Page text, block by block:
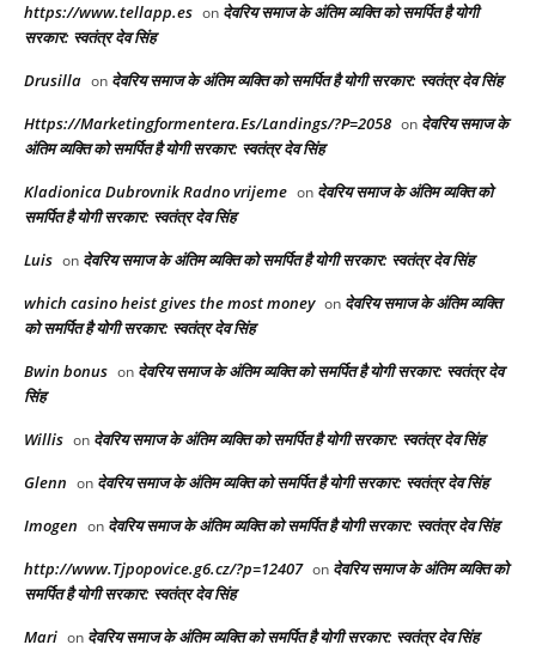
https://www.tellapp.es on देवरिय समाज के अंतिम व्यक्ति को समर्पित है योगी
सरकार: स्वतंत्र देव सिंह
Drusilla on देवरिय समाज के अंतिम व्यक्ति को समर्पित है योगी सरकार: स्वतंत्र देव सिंह
Https://Marketingformentera.Es/Landings/?P=2058 on देवरिय समाज के
अंतिम व्यक्ति को समर्पित है योगी सरकार: स्वतंत्र देव सिंह
Kladionica Dubrovnik Radno vrijeme on देवरिय समाज के अंतिम व्यक्ति को
समर्पित है योगी सरकार: स्वतंत्र देव सिंह
Luis on देवरिय समाज के अंतिम व्यक्ति को समर्पित है योगी सरकार: स्वतंत्र देव सिंह
which casino heist gives the most money on देवरिय समाज के अंतिम व्यक्ति
को समर्पित है योगी सरकार: स्वतंत्र देव सिंह
Bwin bonus on देवरिय समाज के अंतिम व्यक्ति को समर्पित है योगी सरकार: स्वतंत्र देव
सिंह
Willis on देवरिय समाज के अंतिम व्यक्ति को समर्पित है योगी सरकार: स्वतंत्र देव सिंह
Glenn on देवरिय समाज के अंतिम व्यक्ति को समर्पित है योगी सरकार: स्वतंत्र देव सिंह
Imogen on देवरिय समाज के अंतिम व्यक्ति को समर्पित है योगी सरकार: स्वतंत्र देव सिंह
http://www.Tjpopovice.g6.cz/?p=12407 on देवरिय समाज के अंतिम व्यक्ति को
समर्पित है योगी सरकार: स्वतंत्र देव सिंह
Mari on देवरिय समाज के अंतिम व्यक्ति को समर्पित है योगी सरकार: स्वतंत्र देव सिंह